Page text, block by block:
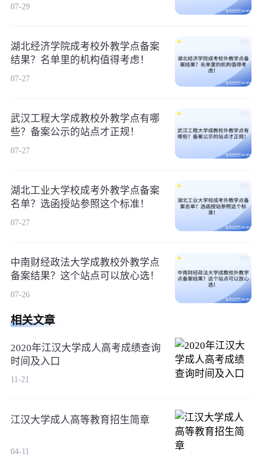
07-29
湖北经济学院成考校外教学点备案
结果？名单里的机构值得考虑！
07-27
武汉工程大学成教校外教学点有哪
些？备案公示的站点才正规！
07-27
湖北工业大学校成考外教学点备案
名单？选函授站参照这个标准！
07-27
中南财经政法大学成教校外教学点
备案结果？这个站点可以放心选！
07-26
相关文章
2020年江汉大学成人高考成绩查询
时间及入口
11-21
江汉大学成人高等教育招生简章
04-11